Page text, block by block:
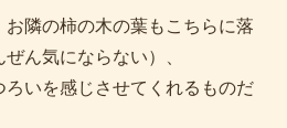
隣の柿の木の葉もこちらに落
ん気にならない）、
いを感じさせてくれるものだ